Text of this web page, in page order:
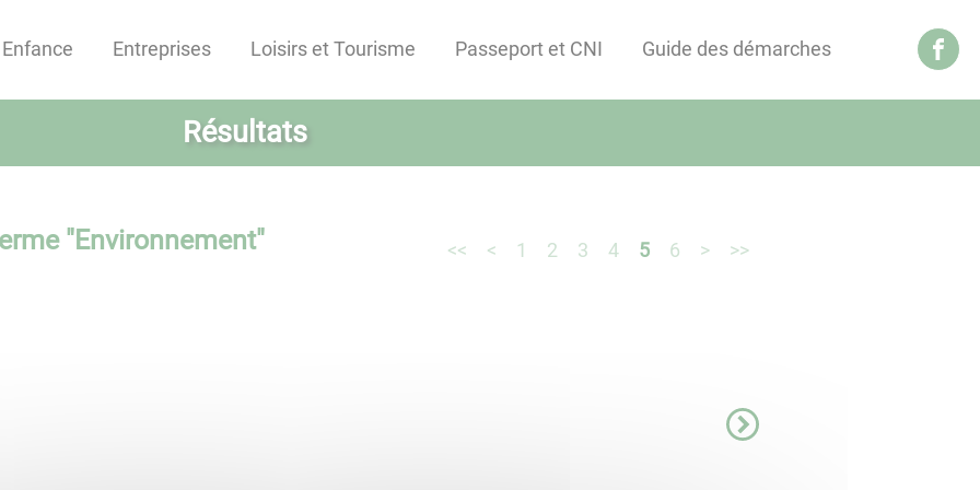
Enfance Entreprises Loisirs et Tourisme Passeport et CNI Guide des démarches
Résultats
"Environnement" << < 1 2 3 4 5 6 > >>